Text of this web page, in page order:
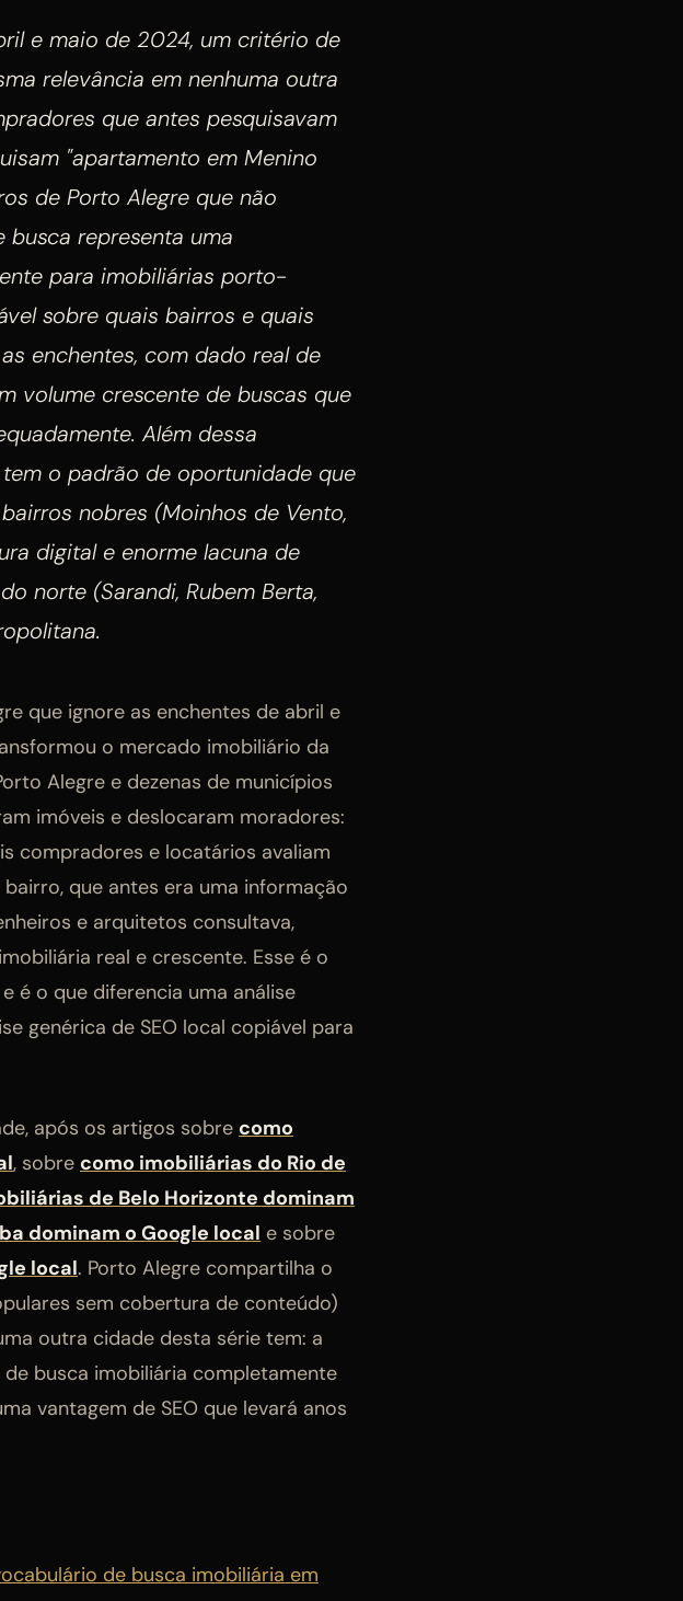
e maio de 2024, um critério de
relevância em nenhuma outra
que antes pesquisavam
"apartamento em Menino
de Porto Alegre que não
busca representa uma
para imobiliárias porto-
sobre quais bairros e quais
enchentes, com dado real de
volume crescente de buscas que
Além dessa
o padrão de oportunidade que
nobres (Moinhos de Vento,
digital e enorme lacuna de
norte (Sarandi, Rubem Berta,
que ignore as enchentes de abril e
o mercado imobiliário da
Alegre e dezenas de municípios
imóveis e deslocaram moradores:
compradores e locatários avaliam
que antes era uma informação
e arquitetos consultava,
real e crescente. Esse é o
é o que diferencia uma análise
genérica de SEO local copiável para
após os artigos sobre como
, sobre como imobiliárias do Rio de
de Belo Horizonte dominam
dominam o Google local e sobre
local. Porto Alegre compartilha o
sem cobertura de conteúdo)
outra cidade desta série tem: a
busca imobiliária completamente
vantagem de SEO que levará anos
de busca imobiliária em